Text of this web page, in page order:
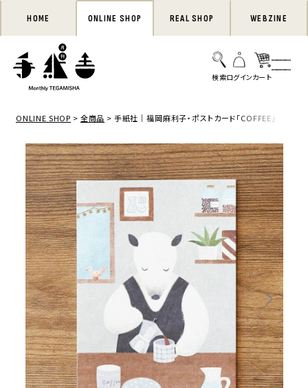
HOME ONLINE SHOP REAL SHOP WEBZINE
ONLINE SHOP 全商品 手紙社｜福岡麻利子・ポストカード「COFFEE」